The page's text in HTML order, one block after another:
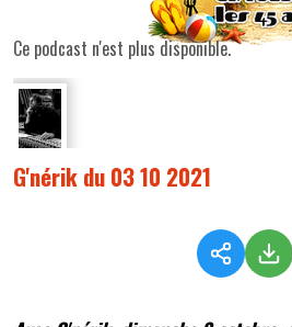
Ce podcast n'est plus disponible.
G'nérik du 03 10 2021